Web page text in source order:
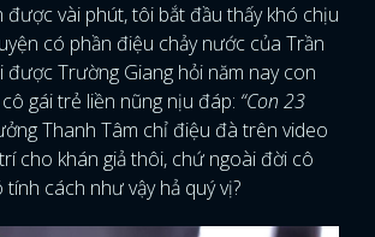
được vài phút, tôi bắt đầu thấy khó chịu
có phần điệu chảy nước của Trần
được Trường Giang hỏi năm nay con
gái trẻ liền nũng nịu đáp: “Con 23
Thanh Tâm chỉ điệu đà trên video
cho khán giả thôi, chứ ngoài đời cô
tính cách như vậy hả quý vị?